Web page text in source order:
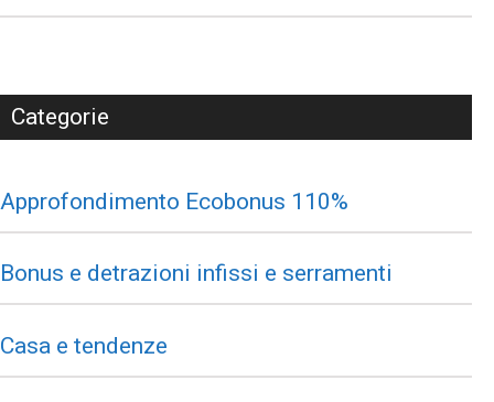
Categorie
Approfondimento Ecobonus 110%
Bonus e detrazioni infissi e serramenti
Casa e tendenze